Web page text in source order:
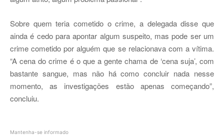
Sobre quem teria cometido o crime, a delegada disse que
ainda é cedo para apontar algum suspeito, mas pode ser um
crime cometido por alguém que se relacionava com a vítima.
“A cena do crime é o que a gente chama de ‘cena suja’, com
bastante sangue, mas não há como concluir nada nesse
momento, as investigações estão apenas começando”,
concluiu.
Mantenha-se informado